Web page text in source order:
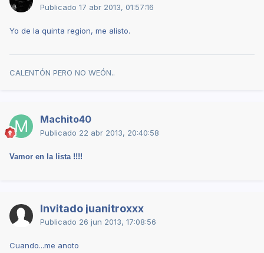
Publicado 17 abr 2013, 01:57:16
Yo de la quinta region, me alisto.
CALENTÓN PERO NO WEÓN..
Machito40
Publicado 22 abr 2013, 20:40:58
Vamor en la lista !!!!
Invitado juanitroxxx
Publicado 26 jun 2013, 17:08:56
Cuando...me anoto